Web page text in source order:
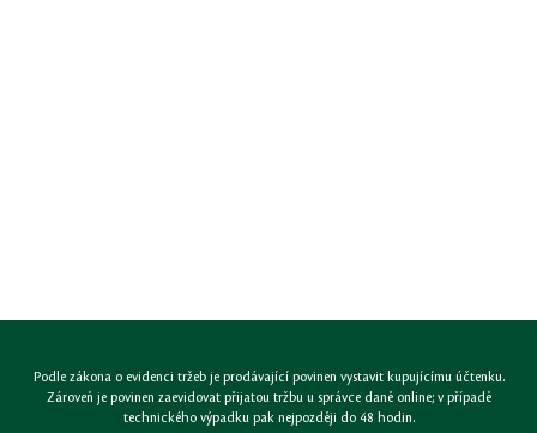
Podle zákona o evidenci tržeb je prodávající povinen vystavit kupujícímu účtenku.
Zároveň je povinen zaevidovat přijatou tržbu u správce daně online; v případě
technického výpadku pak nejpozději do 48 hodin.